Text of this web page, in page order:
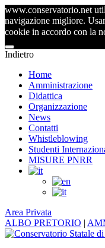
www.conservatorio.net
navigazione migliore.
cookie in accordo con la
Indietro
Home
Amministrazione
Didattica
Organizzazione
News
Contatti
Whistleblowing
Studenti
MISURE PNRR
Area Privata
ALBO PRETORIO |